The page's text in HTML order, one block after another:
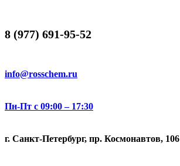
8 (977) 691-95-52
info@rosschem.ru
Пн-Пт с 09:00 – 17:30
г. Санкт-Петербург, пр. Космонавтов, 106